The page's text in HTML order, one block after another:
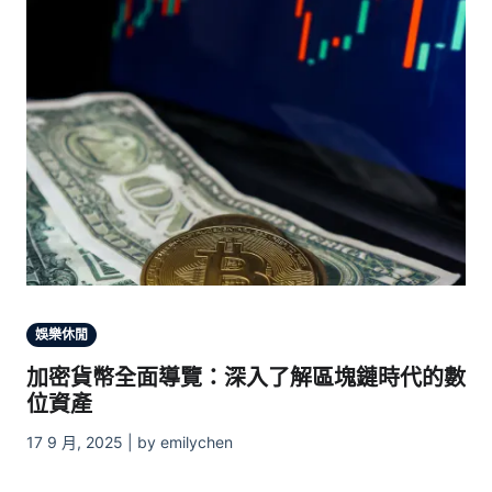
娛樂休閒
加密貨幣全面導覽：深入了解區塊鏈時代的數
位資產
17 9 月, 2025 | by emilychen